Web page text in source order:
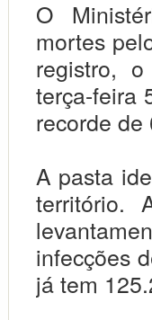
O
mortes
registro,
terça-feira
recorde
A pasta
território.
infecções
já tem